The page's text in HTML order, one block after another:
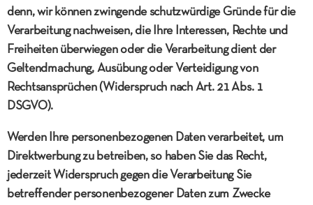
denn, wir können zwingende schutzwürdige Gründe für die
Verarbeitung nachweisen, die Ihre Interessen, Rechte und
Freiheiten überwiegen oder die Verarbeitung dient der
Geltendmachung, Ausübung oder Verteidigung von
Rechtsansprüchen (Widerspruch nach Art. 21 Abs. 1
DSGVO).
Werden Ihre personenbezogenen Daten verarbeitet, um
Direktwerbung zu betreiben, so haben Sie das Recht,
jederzeit Widerspruch gegen die Verarbeitung Sie
betreffender personenbezogener Daten zum Zwecke